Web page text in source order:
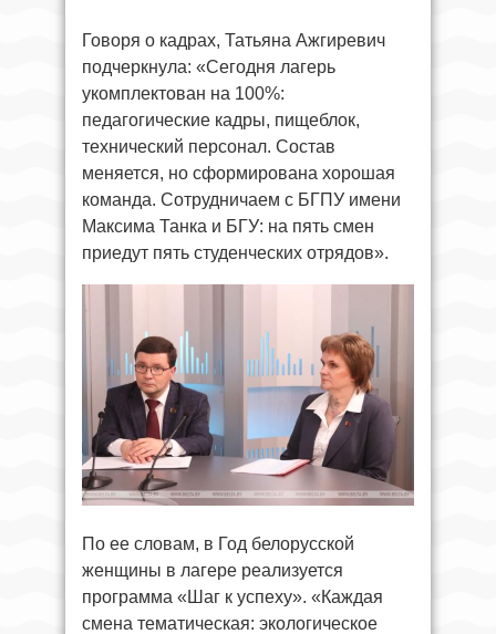
Говоря о кадрах, Татьяна Ажгиревич
подчеркнула: «Сегодня лагерь
укомплектован на 100%:
педагогические кадры, пищеблок,
технический персонал. Состав
меняется, но сформирована хорошая
команда. Сотрудничаем с БГПУ имени
Максима Танка и БГУ: на пять смен
приедут пять студенческих отрядов».
По ее словам, в Год белорусской
женщины в лагере реализуется
программа «Шаг к успеху». «Каждая
смена тематическая: экологическое